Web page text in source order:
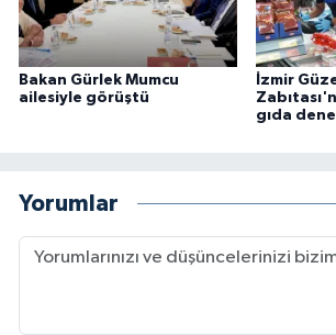
Bakan Gürlek Mumcu
ailesiyle görüştü
İzmir
gıda
Yorumlar